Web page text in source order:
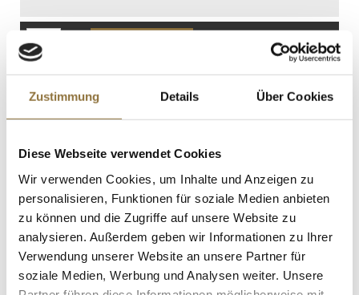
Zustimmung Details Über Cookies
Diese Webseite verwendet Cookies
Wir verwenden Cookies, um Inhalte und Anzeigen zu
personalisieren, Funktionen für soziale Medien anbieten
zu können und die Zugriffe auf unsere Website zu
analysieren. Außerdem geben wir Informationen zu Ihrer
Verwendung unserer Website an unsere Partner für
soziale Medien, Werbung und Analysen weiter. Unsere
Eiweiß
Salz
LEBENSMITTELKENNZEICHNUNGEN
Gewürzgarten Rote Mojosauce, mit
Paprika, Chili und Koriander, 900 ml
€ 18,95
€ 21,06
St.